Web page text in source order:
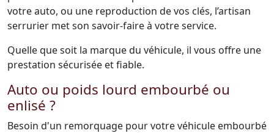
votre auto, ou une reproduction de vos clés, l’artisan
serrurier met son savoir-faire à votre service.
Quelle que soit la marque du véhicule, il vous offre une
prestation sécurisée et fiable.
Auto ou poids lourd embourbé ou
enlisé ?
Besoin d'un remorquage pour votre véhicule embourbé